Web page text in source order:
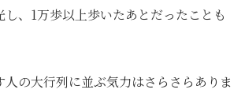
、1万歩以上歩いたあとだったことも
人の大行列に並ぶ気力はさらさらありま